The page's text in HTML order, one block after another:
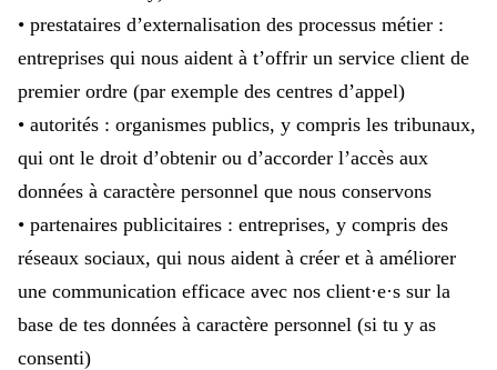
• prestataires d’externalisation des processus métier :
entreprises qui nous aident à t’offrir un service client de
premier ordre (par exemple des centres d’appel)
• autorités : organismes publics, y compris les tribunaux,
qui ont le droit d’obtenir ou d’accorder l’accès aux
données à caractère personnel que nous conservons
• partenaires publicitaires : entreprises, y compris des
réseaux sociaux, qui nous aident à créer et à améliorer
une communication efficace avec nos client·e·s sur la
base de tes données à caractère personnel (si tu y as
consenti)